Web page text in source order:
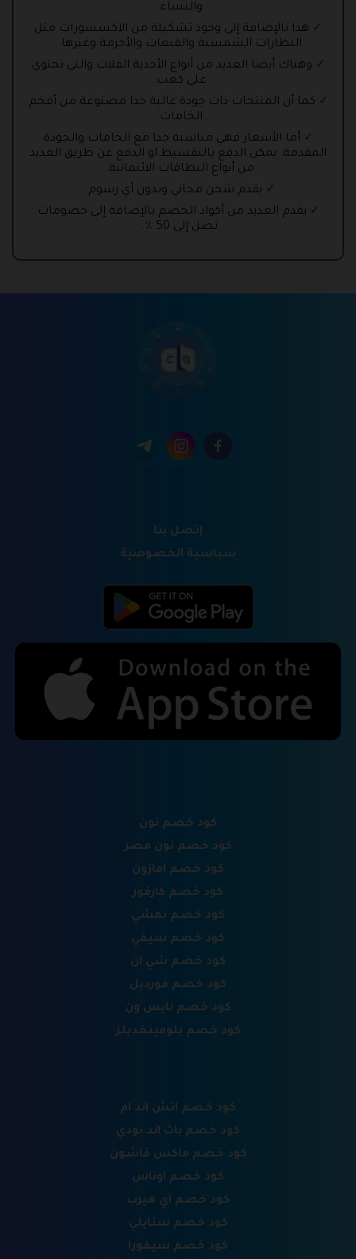
والنساء.
هذا بالإضافة إلى وجود تشكيلة من الاكسسورات مثل
النظارات الشمسية والقبعات والأحزمة وغيرها.
وهناك أيضا العديد من أنواع الأحذية الفلات والتي تحتوي
على كعب.
كما أن المنتجات ذات جودة عالية جدا مصنوعة من أفخم
الخامات.
أما الأسعار فهي مناسبة جدا مع الخامات والجودة
المقدمة. يمكن الدفع بالتقسيط او الدفع عن طريق العديد
من أنواع البطاقات الائتمانية.
يقدم شحن مجاني وبدون أي رسوم.
يقدم العديد من أكواد الخصم بالإضافة إلى خصومات
تصل إلى 50 ٪.
إتصل بنا
سياسية الخصوصية
كود خصم نون
كود خصم نون مصر
كود خصم امازون
كود خصم كارفور
كود خصم نمشي
كود خصم سيفي
كود خصم شي ان
كود خصم فورديل
كود خصم نايس ون
كود خصم بلومينغديلز
كود خصم اتش اند ام
كود خصم باث اند بودي
كود خصم ماكس فاشون
كود خصم اوناس
كود خصم اي هيرب
كود خصم ستايلي
كود خصم سيفورا